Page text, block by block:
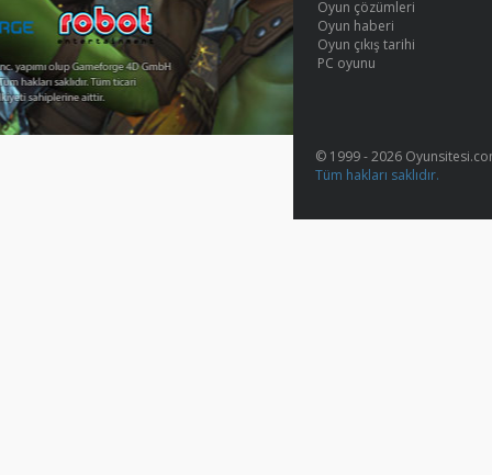
Oyun çözümleri
Oyun haberi
Oyun çıkış tarihi
PC oyunu
© 1999 - 2026
Tüm hakları saklıdır.